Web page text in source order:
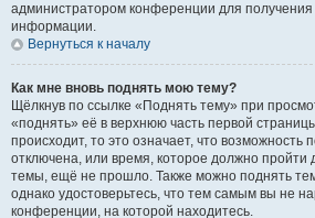
администратором конференции для
информации.
Вернуться к началу
Как мне вновь поднять мою тему?
Щёлкнув по ссылке «Поднять тему» при
«поднять» её в верхнюю часть первой
происходит, то это означает, что возможность
отключена, или время, которое должно пройти
темы, ещё не прошло. Также можно поднять
однако удостоверьтесь, что тем самым вы не
конференции, на которой находитесь.